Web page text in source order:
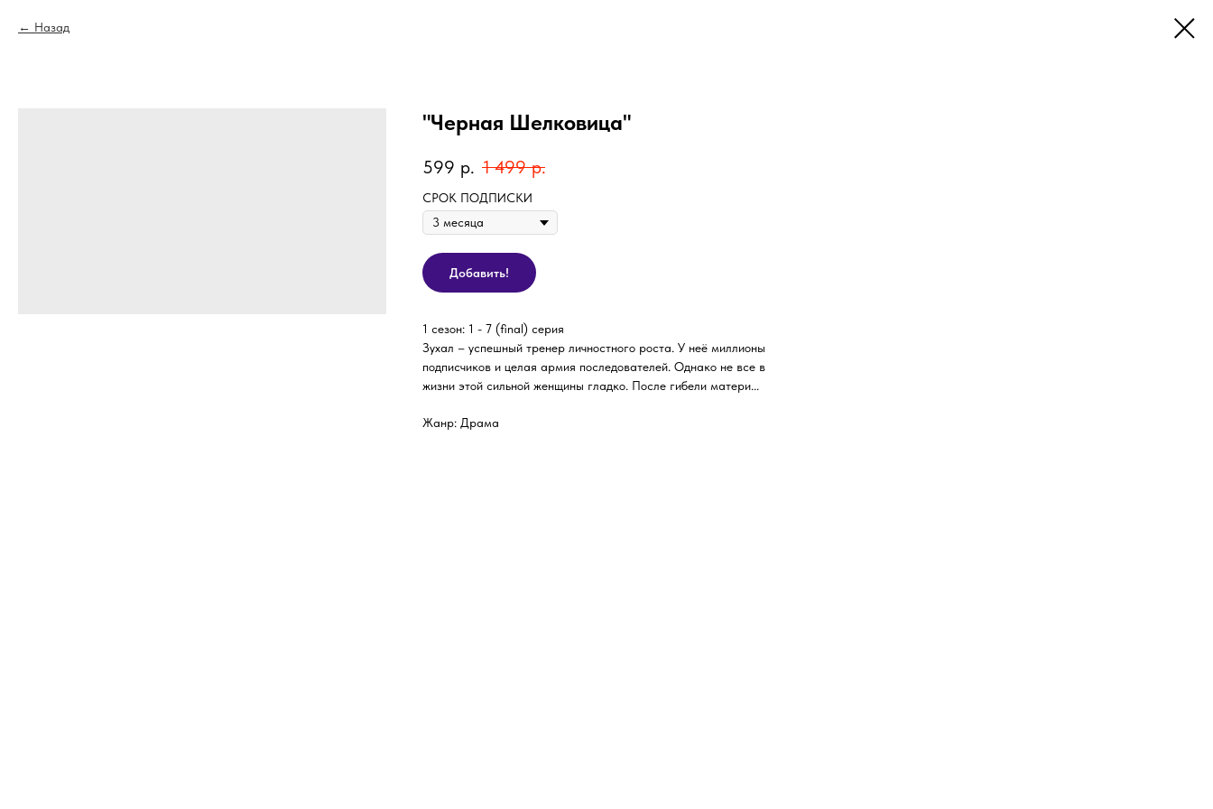
Назад
"Черная Шелковица"
599 р. 1 499 р.
СРОК ПОДПИСКИ
Добавить!
1 сезон: 1 - 7 (final) серия
Зухал – успешный тренер личностного роста. У неё миллионы
подписчиков и целая армия последователей. Однако не все в
жизни этой сильной женщины гладко. После гибели матери...
Жанр: Драма